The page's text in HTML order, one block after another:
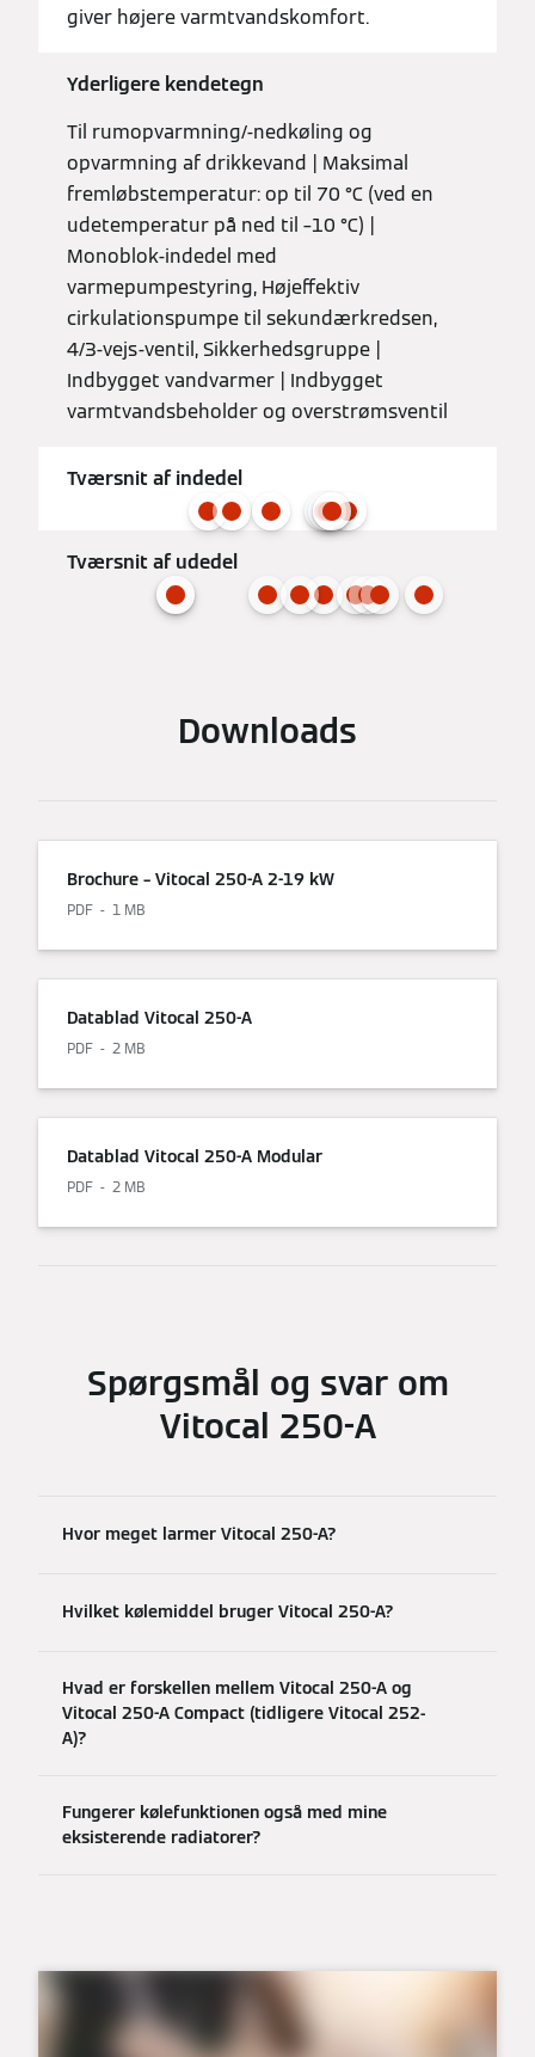
giver højere varmtvandskomfort.
Yderligere kendetegn
Til rumopvarmning/-nedkøling og
opvarmning af drikkevand | Maksimal
fremløbstemperatur: op til 70 °C (ved en
udetemperatur på ned til –10 °C) |
Monoblok-indedel med
varmepumpestyring, Højeffektiv
cirkulationspumpe til sekundærkredsen,
4/3-vejs-ventil, Sikkerhedsgruppe |
Indbygget vandvarmer | Indbygget
varmtvandsbeholder og overstrømsventil
Tværsnit af indedel
Tværsnit af udedel
Downloads
Brochure – Vitocal 250-A 2-19 kW
PDF 1 MB
Datablad Vitocal 250-A
PDF 2 MB
Datablad Vitocal 250-A Modular
PDF 2 MB
Spørgsmål og svar om
Vitocal 250-A
Hvor meget larmer Vitocal 250-A?
Hvilket kølemiddel bruger Vitocal 250-A?
Hvad er forskellen mellem Vitocal 250-A og
Vitocal 250-A Compact (tidligere Vitocal 252-
A)?
Fungerer kølefunktionen også med mine
eksisterende radiatorer?